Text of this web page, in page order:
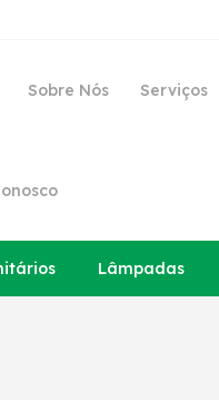
Sobre Nós Serviços
Lâmpadas